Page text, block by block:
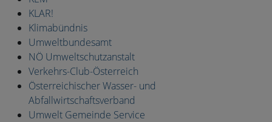
KLAR!
Klimabündnis
Umweltbundesamt
NÖ Umweltschutzanstalt
Verkehrs-Club-Österreich
Österreichischer Wasser- und
Abfallwirtschaftsverband
Umwelt Gemeinde Service